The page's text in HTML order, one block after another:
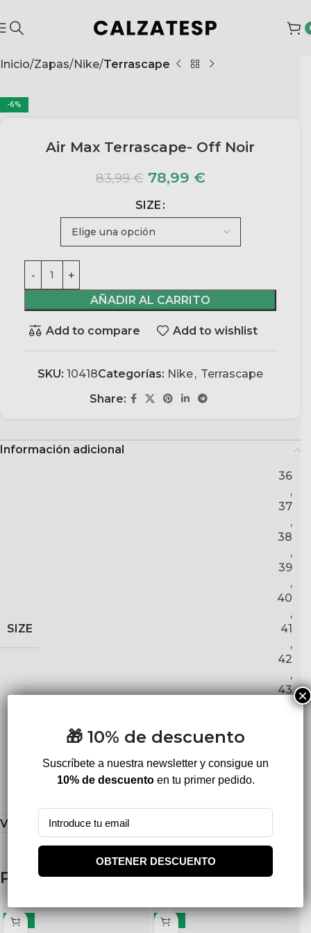
Inicio Zapas Nike Terrascape
-6%
Air Max Terrascape- Off Noir
83,99€ 78,99 €
SIZE
AÑADIR AL CARRITO
Add to compare Add to wishlist
SKU: 10418Categorías: Nike, Terrascape
Share:
Información adicional
SIZE
36
,
37
,
38
,
39
,
40
,
41
,
42
,
43
,
Valoraciones (0)
Productos relacionados
-17% -17%
🎁 10% de descuento
Suscríbete a nuestra newsletter y consigue un
10% de descuentoen tu primer pedido.
OBTENER DESCUENTO
×